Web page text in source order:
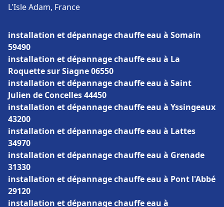
L'Isle Adam, France
installation et dépannage chauffe eau à Somain
59490
installation et dépannage chauffe eau à La
Roquette sur Siagne 06550
installation et dépannage chauffe eau à Saint
Julien de Concelles 44450
installation et dépannage chauffe eau à Yssingeaux
43200
installation et dépannage chauffe eau à Lattes
34970
installation et dépannage chauffe eau à Grenade
31330
installation et dépannage chauffe eau à Pont l'Abbé
29120
installation et dépannage chauffe eau à